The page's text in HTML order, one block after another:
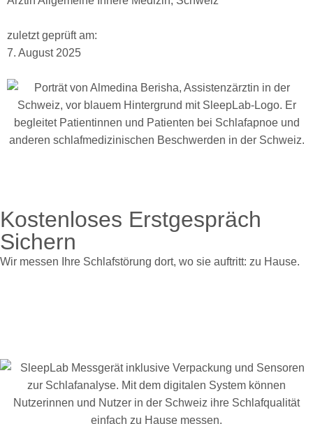
zuletzt geprüft am:
7. August 2025
Kostenloses Erstgespräch
Sichern
Wir messen Ihre Schlafstörung dort, wo sie auftritt: zu Hause.